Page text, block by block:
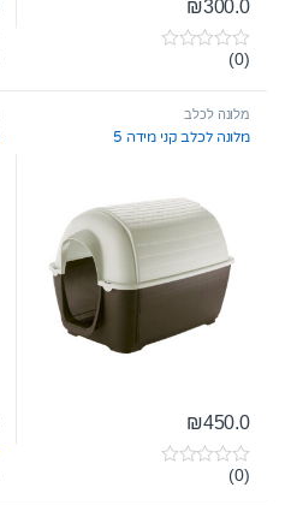
₪300.0
0
t
o
f
(0)
מלונה לכלב
מלונה לכלב קני מידה 5
₪450.0
0(0)